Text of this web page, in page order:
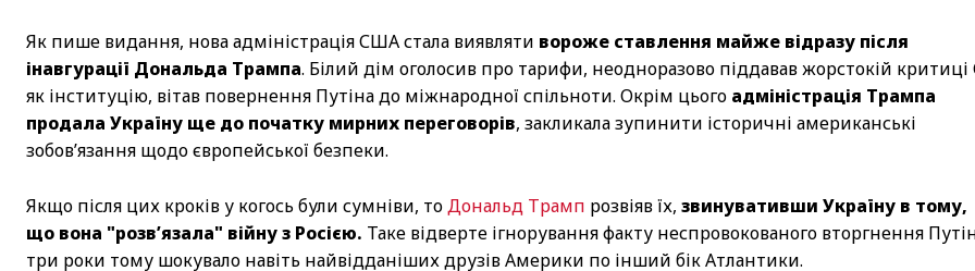
Як пише видання, нова адміністрація США стала виявляти вороже ставлення майже відразу після
інавгурації Дональда Трампа. Білий дім оголосив про тарифи, неодноразово піддавав жорстокій критиці
як інституцію, вітав повернення Путіна до міжнародної спільноти. Окрім цього адміністрація Трампа
продала Україну ще до початку мирних переговорів, закликала зупинити історичні американські
зобов’язання щодо європейської безпеки.
Якщо після цих кроків у когось були сумніви, тоДональд Трамп розвіяв їх, звинувативши Україну в тому,
що вона "розв’язала" війну з Росією. Таке відверте ігнорування факту неспровокованого вторгнення
три роки тому шокувало навіть найвідданіших друзів Америки по інший бік Атлантики.